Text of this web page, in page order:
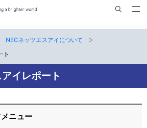
メ
NECネッツエスアイについて
ト
イレポート
ニュー